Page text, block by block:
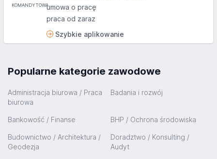
umowa o pracę
praca od zaraz
Szybkie aplikowanie
Popularne kategorie zawodowe
Administracja biurowa / Praca
biurowa
Badania i rozwój
Bankowość / Finanse BHP / Ochrona środowiska
Budownictwo / Architektura /
Geodezja
Doradztwo / Konsulting /
Audyt